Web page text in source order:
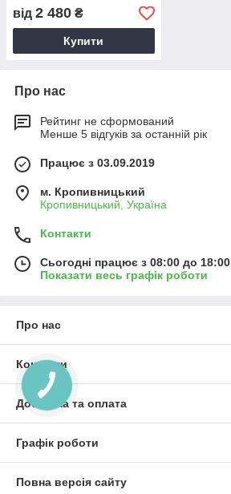
від 2 480 ₴
Купити
Про нас
Рейтинг не сформований
Менше 5 відгуків за останній рік
Працює з 03.09.2019
м. Кропивницький
Кропивницький, Україна
Контакти
Сьогодні працює з 08:00 до 18:00
Показати весь графік роботи
Про нас
Контакти
Доставка та оплата
Графік роботи
Повна версія сайту
КНОПКА
ЗВ'ЯЗКУ